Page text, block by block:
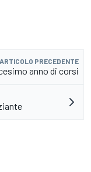
ARTICOLO PRECEDENTE
anno di corsi